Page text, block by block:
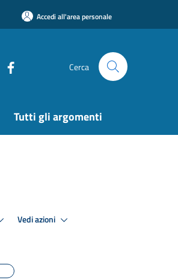
Accedi all'area personale
Cerca
Tutti gli argomenti
Vedi azioni